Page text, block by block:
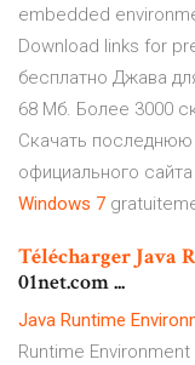
embedded
Download links for
бесплатно Джава
68 Мб. Более 3000
Скачать
официального
Windows 7
Télécharger Java
01net.com ...
Java Runtime
Runtime